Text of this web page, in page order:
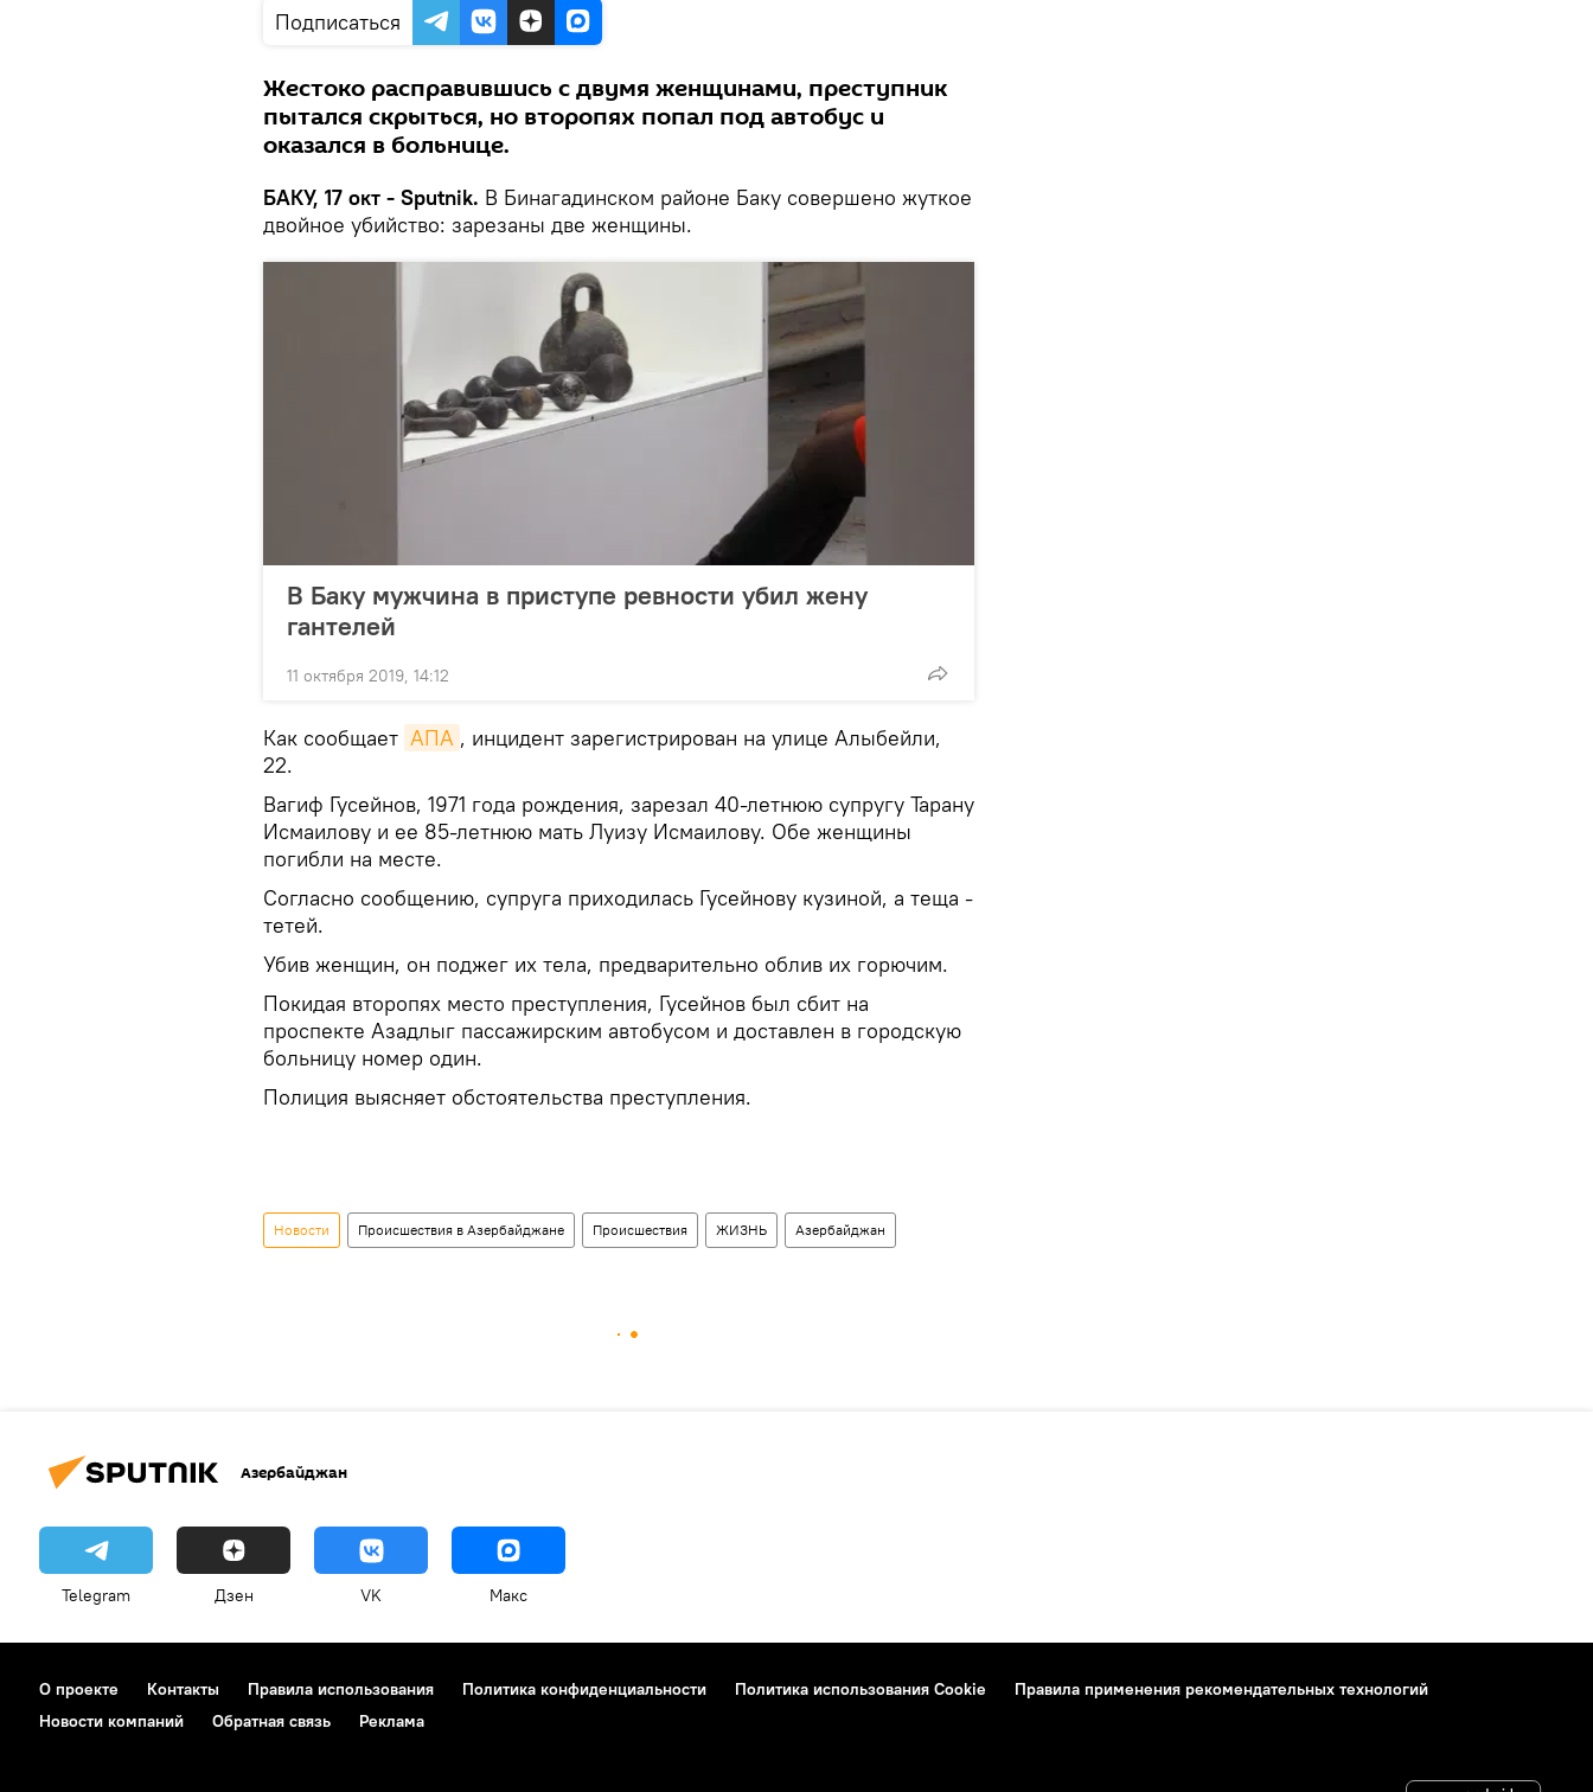
Подписаться
Жестоко расправившись с двумя женщинами, преступник
пытался скрыться, но второпях попал под автобус и
оказался в больнице.
БАКУ, 17 окт - Sputnik. В Бинагадинском районе Баку совершено жуткое
двойное убийство: зарезаны две женщины.
В Баку мужчина в приступе ревности убил жену
гантелей
11 октября 2019, 14:12
Как сообщает АПА , инцидент зарегистрирован на улице Алыбейли,
22.
Вагиф Гусейнов, 1971 года рождения, зарезал 40-летнюю супругу Тарану
Исмаилову и ее 85-летнюю мать Луизу Исмаилову. Обе женщины
погибли на месте.
Согласно сообщению, супруга приходилась Гусейнову кузиной, а теща -
тетей.
Убив женщин, он поджег их тела, предварительно облив их горючим.
Покидая второпях место преступления, Гусейнов был сбит на
проспекте Азадлыг пассажирским автобусом и доставлен в городскую
больницу номер один.
Полиция выясняет обстоятельства преступления.
Новости Происшествия в Азербайджане Происшествия ЖИЗНЬ Азербайджан
Азербайджан
Telegram Дзен VK Макс
О проекте Контакты Правила использования Политика конфиденциальности Политика использования Cookie
Правила применения рекомендательных технологий
Новости компаний
Обратная связь Реклама